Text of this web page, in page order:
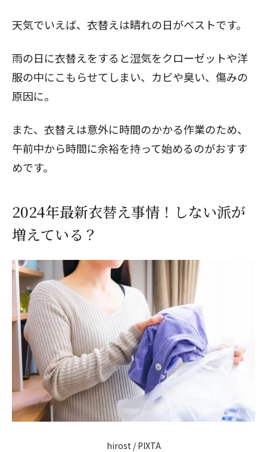
天気でいえば、衣替えは晴れの日がベストです。
雨の日に衣替えをすると湿気をクローゼットや洋
服の中にこもらせてしまい、カビや臭い、傷みの
原因に。
また、衣替えは意外に時間のかかる作業のため、
午前中から時間に余裕を持って始めるのがおすす
めです。
2024年最新衣替え事情！しない派が
増えている？
hirost / PIXTA